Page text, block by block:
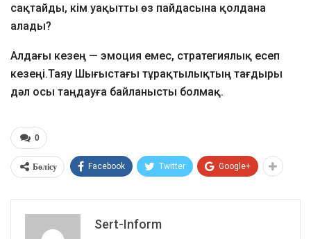
сақтайды, кім уақытты өз пайдасына қолдана
алады?
Алдағы кезең — эмоция емес, стратегиялық есеп
кезеңі.Таяу Шығыстағы тұрақтылықтың тағдыры
дәл осы таңдауға байланысты болмақ.
0
Бөлісу Facebook Twitter Google+
Sert-Inform